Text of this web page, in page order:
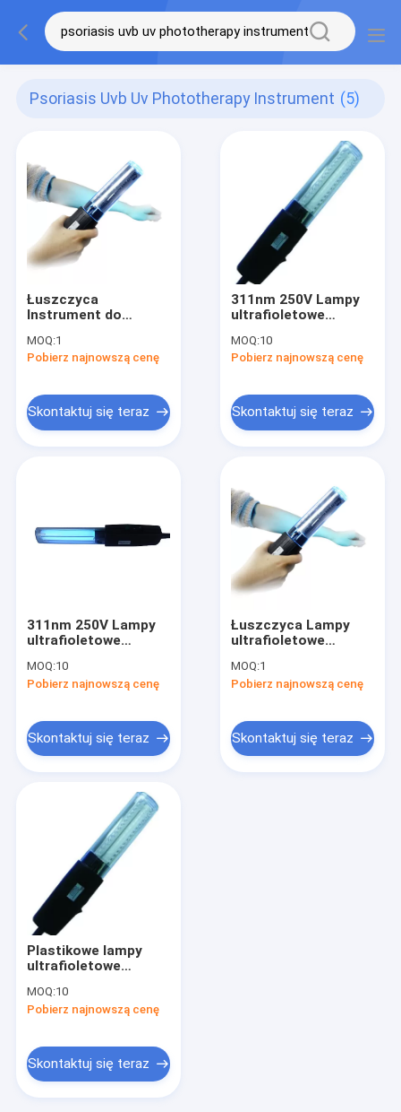
Psoriasis Uvb Uv Phototherapy Instrument (5)
Łuszczyca
Instrument do
MOQ:1
Pobierz najnowszą cenę
Skontaktuj się teraz
311nm 250V Lampy
ultrafioletowe
Instrument do
fototerapii Uv
MOQ:10
Pobierz najnowszą cenę
Skontaktuj się teraz
311nm 250V Lampy
ultrafioletowe
Instrument do
fototerapii Uv
MOQ:10
Pobierz najnowszą cenę
Skontaktuj się teraz
Łuszczyca Lampy
ultrafioletowe
fototerapii UVB
311nm
MOQ:1
Pobierz najnowszą cenę
Skontaktuj się teraz
Plastikowe lampy
ultrafioletowe
Instrument do
fototerapii UVB 50Hz
MOQ:10
Pobierz najnowszą cenę
Skontaktuj się teraz